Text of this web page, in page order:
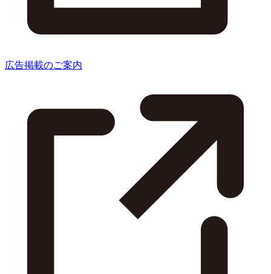
広告掲載のご案内